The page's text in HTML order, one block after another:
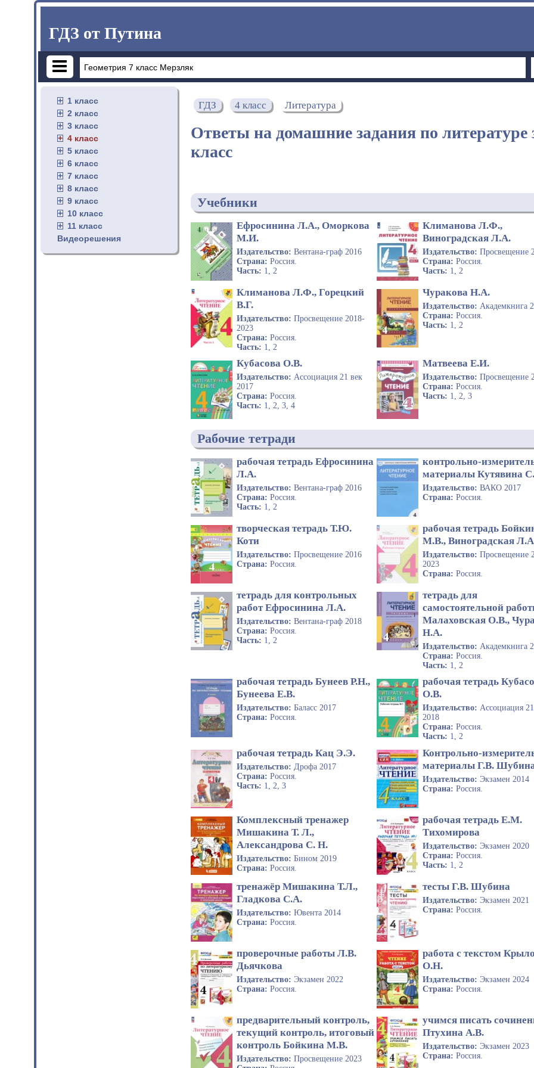
ГДЗ от Путина
1 класс
2 класс
3 класс
4 класс
5 класс
6 класс
7 класс
8 класс
9 класс
10 класс
11 класс
Видеорешения
ГДЗ 4 класс Литература
Ответы на домашние задания по литературе
класс
Учебники
Ефросинина Л.А., Оморкова
М.И.
Издательство: Вентана-граф 2016
Страна: Россия.
Часть: 1, 2
Климанова Л.Ф.,
Виноградская Л.А.
Издательство:Просвещение
Страна:Россия.
Часть: 1, 2
Климанова Л.Ф., Горецкий
В.Г.
Издательство: Просвещение 2018-
2023
Страна: Россия.
Часть: 1, 2
Чуракова Н.А.
Издательство: Академкнига
Страна:Россия.
Часть: 1, 2
Кубасова О.В.
Издательство: Ассоциация 21 век
2017
Страна: Россия.
Часть: 1, 2, 3, 4
Матвеева Е.И.
Издательство:Просвещение
Страна:Россия.
Часть: 1, 2, 3
Рабочие тетради
рабочая тетрадь Ефросинина
Л.А.
Издательство: Вентана-граф 2016
Страна: Россия.
Часть: 1, 2
контрольно-
материалы Кутявина
Издательство:ВАКО 2017
Страна:Россия.
творческая тетрадь Т.Ю.
Коти
Издательство: Просвещение 2016
Страна: Россия.
рабочая тетрадь
М.В., Виноградская
Издательство:Просвещение
2023
Страна:Россия.
тетрадь для контрольных
работ Ефросинина Л.А.
Издательство: Вентана-граф 2018
Страна: Россия.
Часть: 1, 2
тетрадь для
самостоятельной
Малаховская О.В.,
Н.А.
Издательство: Академкнига
Страна:Россия.
Часть: 1, 2
рабочая тетрадь Бунеев Р.Н.,
Бунеева Е.В.
Издательство: Баласс 2017
Страна: Россия.
рабочая тетрадь
О.В.
Издательство:Ассоциация
2018
Страна:Россия.
Часть: 1, 2
рабочая тетрадь Кац Э.Э.
Издательство: Дрофа 2017
Страна: Россия.
Часть: 1, 2, 3
Контрольно-
материалы Г.В.
Издательство:Экзамен 2014
Страна:Россия.
Комплексный тренажер
Мишакина Т. Л.,
Александрова С. Н.
Издательство: Бином 2019
Страна: Россия.
рабочая тетрадь Е.М.
Тихомирова
Издательство:Экзамен 2020
Страна:Россия.
Часть: 1, 2
тренажёр Мишакина Т.Л.,
Гладкова С.А.
Издательство: Ювента 2014
Страна: Россия.
тесты Г.В. Шубина
Издательство:Экзамен 2021
Страна:Россия.
проверочные работы Л.В.
Дьячкова
Издательство: Экзамен 2022
Страна: Россия.
работа с текстом
О.Н.
Издательство:Экзамен 2024
Страна:Россия.
предварительный контроль,
текущий контроль, итоговый
контроль Бойкина М.В.
Издательство: Просвещение 2023
учимся писать
Птухина А.В.
Издательство:Экзамен 2023
Страна:Россия.